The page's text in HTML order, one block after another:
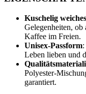
Kuschelig
Gelegenheiten, ob
Kaffee im Freien.
Unisex-Passform
Leben lieben und
Polyester-
garantiert.